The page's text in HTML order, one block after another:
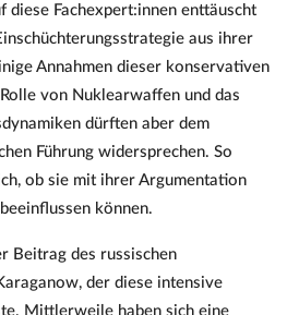
diese Fachexpert:innen enttäuscht
aus ihrer
Annahmen dieser konservativen
von Nuklearwaffen und das
dürften aber dem
Führung widersprechen. So
ob sie mit ihrer Argumentation
können.
Beitrag des russischen
der diese intensive
Mittlerweile haben sich eine